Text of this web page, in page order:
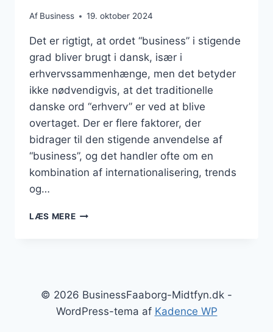
Af Business 19. oktober 2024
Det er rigtigt, at ordet “business” i stigende
grad bliver brugt i dansk, især i
erhvervssammenhænge, men det betyder
ikke nødvendigvis, at det traditionelle
danske ord “erhverv” er ved at blive
overtaget. Der er flere faktorer, der
bidrager til den stigende anvendelse af
“business”, og det handler ofte om en
kombination af internationalisering, trends
og…
LÆS MEREER
OVERTAGET
“BUSINESS”
© 2026 BusinessFaaborg-Midtfyn.dk -
WordPress-tema af Kadence WP